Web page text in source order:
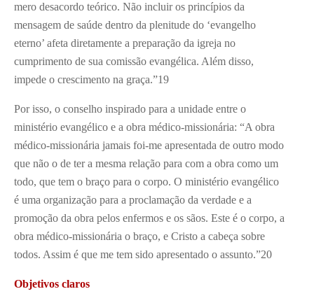
mero desacordo teórico. Não incluir os princípios da
mensagem de saúde dentro da plenitude do ‘evangelho
eterno’ afeta diretamente a preparação da igreja no
cumprimento de sua comissão evangélica. Além disso,
impede o crescimento na graça.”19
Por isso, o conselho inspirado para a unidade entre o
ministério evangélico e a obra médico-missionária: “A obra
médico-missionária jamais foi-me apresentada de outro modo
que não o de ter a mesma relação para com a obra como um
todo, que tem o braço para o corpo. O ministério evangélico
é uma organização para a proclamação da verdade e a
promoção da obra pelos enfermos e os sãos. Este é o corpo, a
obra médico-missionária o braço, e Cristo a cabeça sobre
todos. Assim é que me tem sido apresentado o assunto.”20
Objetivos claros